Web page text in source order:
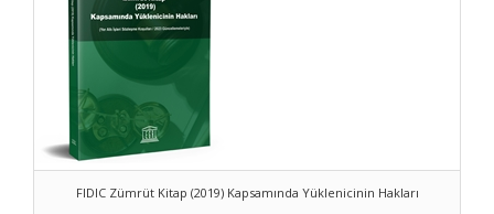
FIDIC Zümrüt Kitap (2019) Kapsamında Yüklenicinin Hakları